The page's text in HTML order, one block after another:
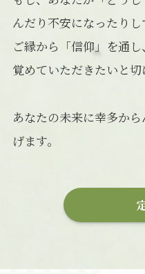
んだり不安になったり
ご縁から「信仰」を通
覚めていただきたいと切
あなたの未来に幸多か
げます。